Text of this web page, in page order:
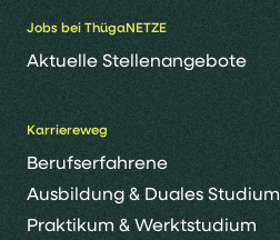
Jobs bei ThügaNETZE
Aktuelle Stellenangebote
Karriereweg
Berufserfahrene
Ausbildung & Duales Studium
Praktikum & Werktstudium